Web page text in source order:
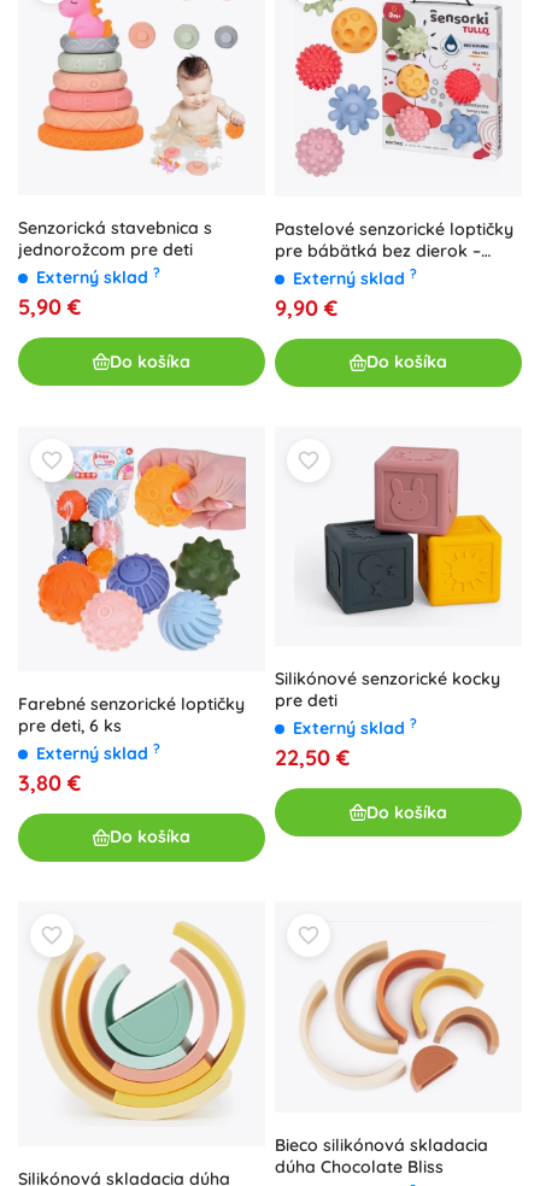
Senzorická stavebnica s
jednorožcom pre deti
Externý sklad ?
5,90 €
Do košíka
Pastelové senzorické loptičky
pre bábätká bez dierok –
sada 5 ks
Externý sklad ?
9,90 €
Do košíka
Farebné senzorické loptičky
pre deti, 6 ks
Externý sklad ?
3,80 €
Do košíka
Silikónové senzorické kocky
pre deti
Externý sklad ?
22,50 €
Do košíka
Silikónová skladacia dúha
Bieco silikónová skladacia
dúha Chocolate Bliss